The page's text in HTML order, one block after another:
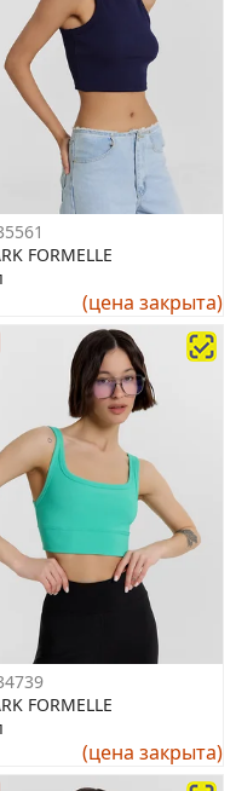
FORMELLE
(цена закрыта)
FORMELLE
(цена закрыта)